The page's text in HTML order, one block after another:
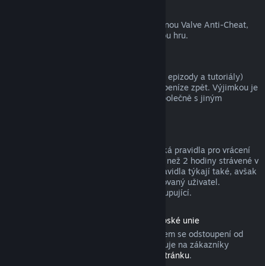
Pokud je uživatel ve hře zabanován ochranou Valve Anti-Cheat,
přichází o právo na vrácení peněz za danou hru.
Za videa (tedy filmy, krátké filmy, seriály, epizody a tutoriály)
zakoupená ve službě Steam nelze získat peníze zpět. Výjimkou je
případ, kdy bylo video součástí balíčku společně s jiným
Na neaktivované dárky se vztahují klasická pravidla pro vrácení
peněz (tedy 14 dnů od zakoupení a méně než 2 hodiny strávené v
produktu). Aktivovaných dárků se tato pravidla týkají také, avšak
žádost o vrácení peněz musí zadat obdarovaný uživatel.
Prostředky použité k nákupu získá zpět kupující.
Odstoupení od smlouvy podle práva Evropské unie
Pokud se chcete dozvědět, jakým způsobem se odstoupení od
smlouvy podle práva Evropské unie vztahuje na zákazníky
tuto stránku.